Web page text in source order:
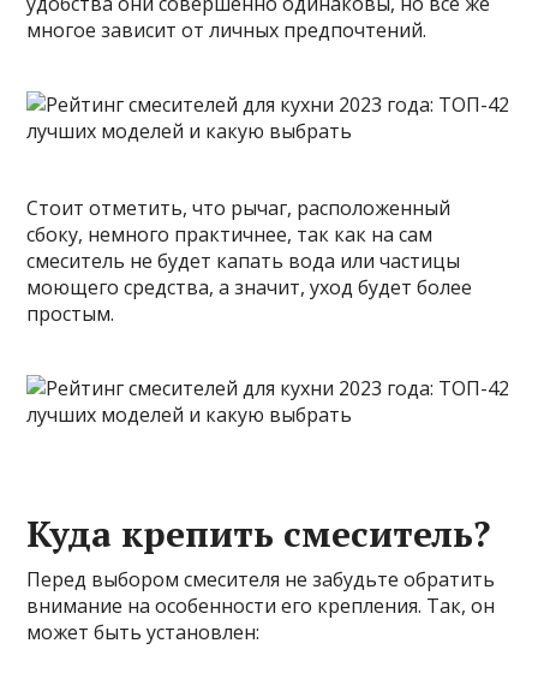
многое зависит от личных предпочтений.
Стоит отметить, что рычаг, расположенный
сбоку, немного практичнее, так как на сам
смеситель не будет капать вода или частицы
моющего средства, а значит, уход будет более
простым.
Куда крепить смеситель?
Перед выбором смесителя не забудьте обратить
внимание на особенности его крепления. Так, он
может быть установлен: